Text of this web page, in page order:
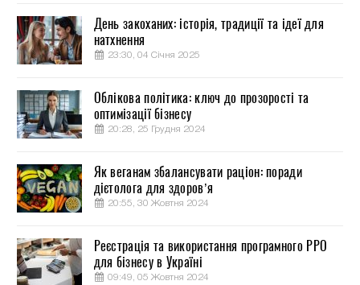
День закоханих: історія, традиції та ідеї для
натхнення
23:30, 04 Січня 2025
Облікова політика: ключ до прозорості та
оптимізації бізнесу
20:28, 25 Грудня 2024
Як веганам збалансувати раціон: поради
дієтолога для здоров’я
20:55, 30 Жовтня 2024
Реєстрація та використання програмного РРО
для бізнесу в Україні
09:49, 05 Жовтня 2024